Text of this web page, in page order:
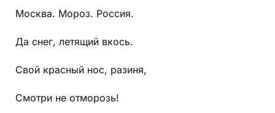
Москва. Мороз. Россия.
Да снег, летящий вкось.
Свой красный нос, разиня,
Смотри не отморозь!